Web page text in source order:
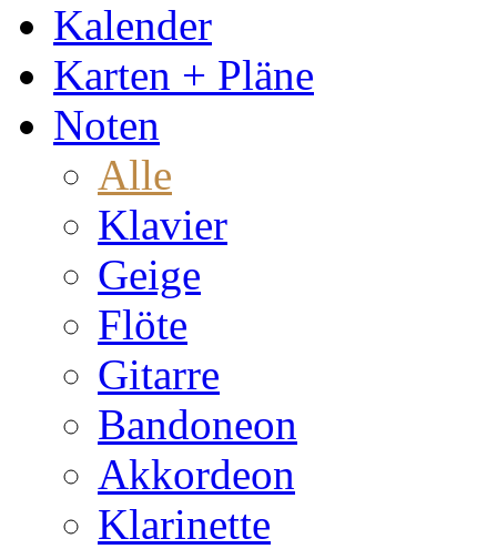
Kalender
Karten + Pläne
Noten
Alle
Klavier
Geige
Flöte
Gitarre
Bandoneon
Akkordeon
Klarinette